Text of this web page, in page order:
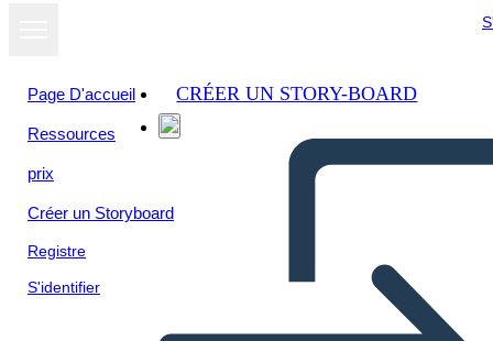
Page D'accueil
Ressources
prix
Créer un Storyboard
Registre
S'identifier
CRÉER UN STORY-BOARD